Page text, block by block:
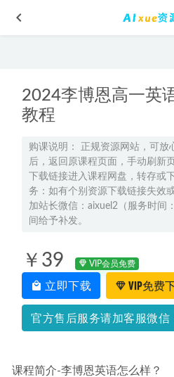
2024李博恩高一英
教程
购课说明： 正规资源网站，可放
后，返回原课程页面，手动刷新
下载链接进入课程网盘，转存或
务：如有个别资源下载链接失效
加站长微信：aixuel2（服务时间
间给予补发。
￥39 VIP会员免费
立即下载 VIP免费
官方售后服务请加客服微信
课程简介-李博恩英语怎么样？
有道2025姜博杨高三语文网课
2025-09-06
2024邓康尧高一生物寒假班网课
2025李博恩高二英语s下学期寒假
2025赵怡然高二化学a+下学期寒